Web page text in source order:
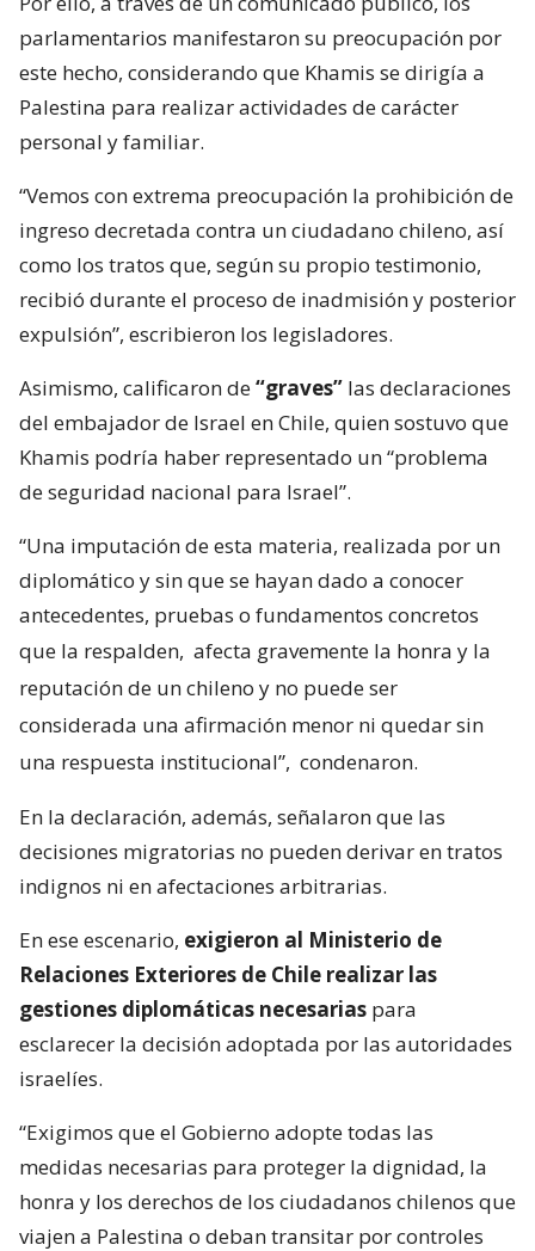
parlamentarios manifestaron su preocupación por
este hecho, considerando que Khamis se dirigía a
Palestina para realizar actividades de carácter
personal y familiar.
“Vemos con extrema preocupación la prohibición de
ingreso decretada contra un ciudadano chileno, así
como los tratos que, según su propio testimonio,
recibió durante el proceso de inadmisión y posterior
expulsión”, escribieron los legisladores.
Asimismo, calificaron de“graves” las declaraciones
del embajador de Israel en Chile, quien sostuvo que
Khamis podría haber representado un “problema
de seguridad nacional para Israel”.
“Una imputación de esta materia, realizada por un
diplomático y sin que se hayan dado a conocer
antecedentes, pruebas o fundamentos concretos
que la respalden, afecta gravemente la honra y la
reputación de un chileno y no puede ser
considerada una afirmación menor ni quedar sin
una respuesta institucional”, condenaron.
En la declaración, además, señalaron que las
decisiones migratorias no pueden derivar en tratos
indignos ni en afectaciones arbitrarias.
En ese escenario, exigieron al Ministerio de
Relaciones Exteriores de Chile realizar las
gestiones diplomáticas necesarias para
esclarecer la decisión adoptada por las autoridades
israelíes.
“Exigimos que el Gobierno adopte todas las
medidas necesarias para proteger la dignidad, la
honra y los derechos de los ciudadanos chilenos que
viajen a Palestina o deban transitar por controles